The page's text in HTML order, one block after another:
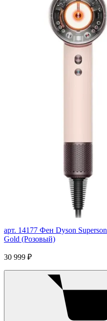
арт. 14177 Фен Dyson
Gold (Розовый)
30 999 ₽